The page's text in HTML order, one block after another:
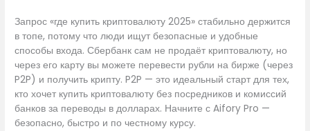
Запрос «где купить криптовалюту 2025» стабильно держится
в топе, потому что люди ищут безопасные и удобные
способы входа. Сбербанк сам не продаёт криптовалюту, но
через его карту вы можете перевести рубли на бирже (через
P2P) и получить крипту. P2P — это идеальный старт для тех,
кто хочет купить криптовалюту без посредников и комиссий
банков за переводы в долларах. Начните с Aifory Pro —
безопасно, быстро и по честному курсу.